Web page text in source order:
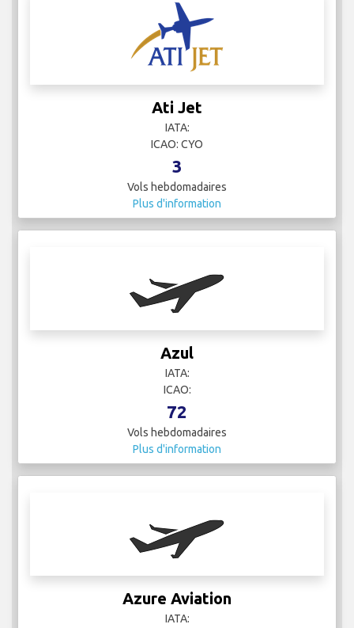
Ati Jet
IATA:
ICAO: CYO
3
Vols hebdomadaires
Plus d'information
Azul
IATA:
ICAO:
72
Vols hebdomadaires
Plus d'information
Azure Aviation
IATA: